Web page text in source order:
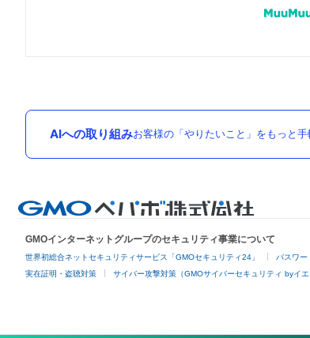
AIへの取り組みお客様の「やりたいこと」をもっと
GMOインターネットグループのセキュリティ事業について
世界初総合ネットセキュリティサービス「GMOセキュリティ24」 パスワー
実在証明・盗聴対策 サイバー攻撃対策（GMOサイバーセキュリティ byイエ